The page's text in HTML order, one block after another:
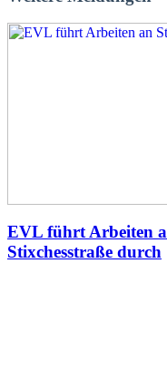
EVL führt Arbeiten
Stixchesstraße durch